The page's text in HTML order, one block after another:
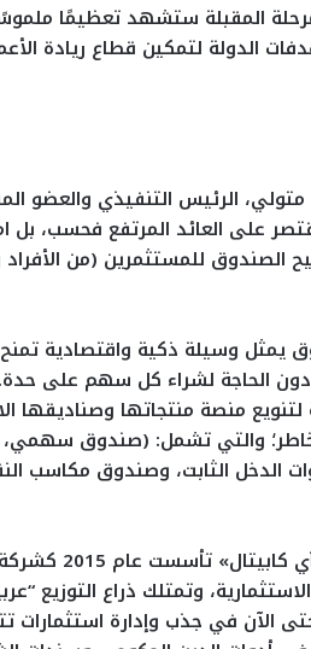
المقبلة ستشهد تعظيمًا ملموسًا
الدولة لتمكين قطاع ريادة
الرئيس التنفيذي والعضو
70» لم يقتصر على العائد المرتفع
الصندوق للمستثمرين (من الأفراد
يمثل وسيلة ذكية واقتصادية
واعدة دون الحاجة لشراء كل سهم
منصة منتجاتها وصناديقها
صندوق 15/30 لأدوات الدخل الثابت،
الجدير
وتمتلك ذراع التوزيع